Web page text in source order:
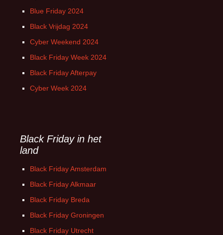
Blue Friday 2024
Black Vrijdag 2024
Cyber Weekend 2024
Black Friday Week 2024
Black Friday Afterpay
Cyber Week 2024
Black Friday in het
land
Black Friday Amsterdam
Black Friday Alkmaar
Black Friday Breda
Black Friday Groningen
Black Friday Utrecht